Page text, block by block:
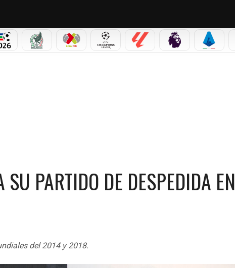
2026
MUNDIAL 2026SELECCIÓN MEXICANA
LIGA MX CHAMPIONS LEAGUE
LALIGA PREMIER LEAGUE
SERIE A
PARTIDO DE DESPEDIDA EN
del 2014 y 2018.